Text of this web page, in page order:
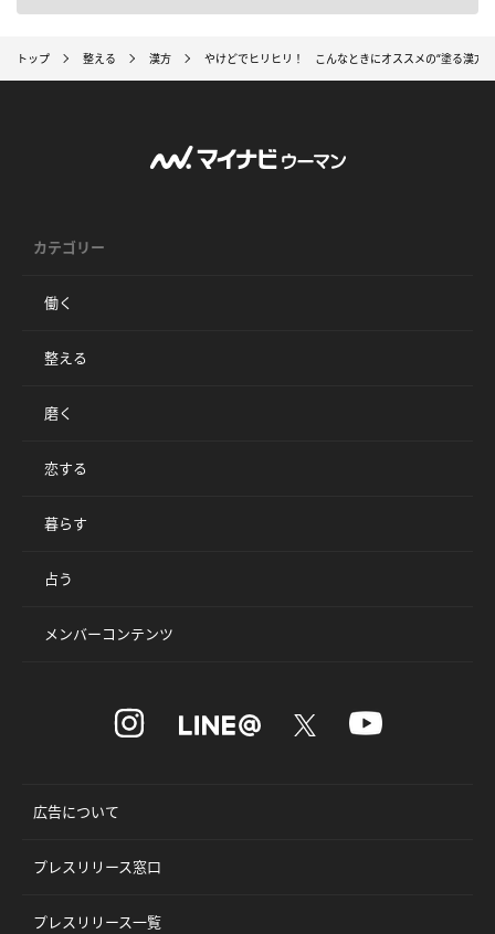
トップ 整える 漢方 やけどでヒリヒリ！ こんなときにオススメの“塗る漢方
カテゴリー
働く
整える
磨く
恋する
暮らす
占う
メンバーコンテンツ
広告について
プレスリリース窓口
プレスリリース一覧